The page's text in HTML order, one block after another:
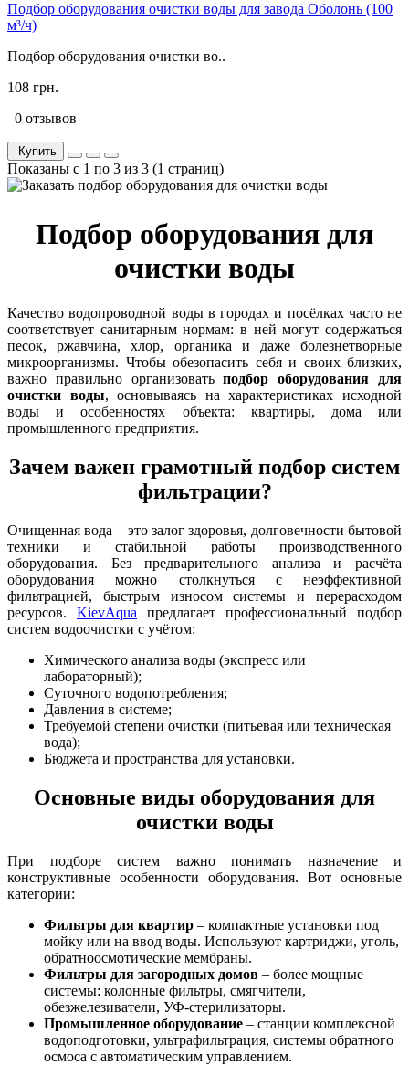
Подбор оборудования очистки воды для завода Оболонь (100
м³/ч)
Подбор оборудования очистки во..
108 грн.
0 отзывов
Купить
Показаны с 1 по 3 из 3 (1 страниц)
Подбор оборудования для
очистки воды
Качество водопроводной воды в городах и посёлках часто не
соответствует санитарным нормам: в ней могут содержаться
песок, ржавчина, хлор, органика и даже болезнетворные
микроорганизмы. Чтобы обезопасить себя и своих близких,
важно правильно организоватьподбор оборудования для
очистки воды, основываясь на характеристиках исходной
воды и особенностях объекта: квартиры, дома или
промышленного предприятия.
Зачем важен грамотный подбор систем
фильтрации?
Очищенная вода – это залог здоровья, долговечности бытовой
техники и стабильной работы производственного
оборудования. Без предварительного анализа и расчёта
оборудования можно столкнуться с неэффективной
фильтрацией, быстрым износом системы и перерасходом
ресурсов. KievAqua предлагает профессиональный подбор
систем водоочистки с учётом:
Химического анализа воды (экспресс или
лабораторный);
Суточного водопотребления;
Давления в системе;
Требуемой степени очистки (питьевая или техническая
вода);
Бюджета и пространства для установки.
Основные виды оборудования для
очистки воды
При подборе систем важно понимать назначение и
конструктивные особенности оборудования. Вот основные
категории:
Фильтры для квартир – компактные установки под
мойку или на ввод воды. Используют картриджи, уголь,
обратноосмотические мембраны.
Фильтры для загородных домов – более мощные
системы: колонные фильтры, смягчители,
обезжелезиватели, УФ-стерилизаторы.
Промышленное оборудование – станции комплексной
водоподготовки, ультрафильтрация, системы обратного
осмоса с автоматическим управлением.